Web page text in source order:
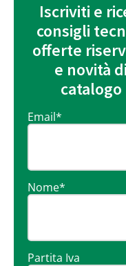
Iscriviti e
consigli
offerte
e novità di
catalogo
Email*
Nome*
Partita Iva